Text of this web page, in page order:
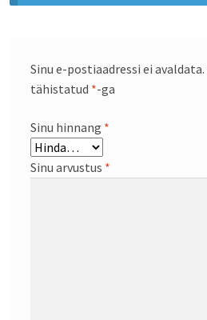
Sinu e-postiaadressi ei avaldata.
tähistatud *-ga
Sinu hinnang *
Sinu arvustus *